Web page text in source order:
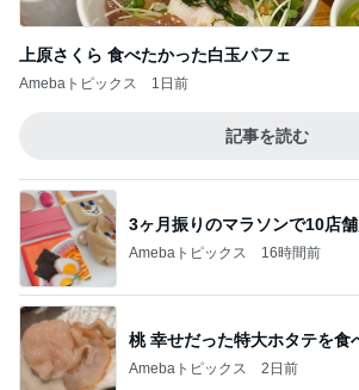
上原さくら 食べたかった白玉パフェ
Amebaトピックス 1日前
記事を読む
3ヶ月振りのマラソンで10店
Amebaトピックス 16時間前
桃 幸せだった特大ホタテを食
Amebaトピックス 2日前